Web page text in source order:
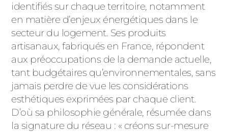
identifiés sur chaque territoire, notamment
en matière d’enjeux énergétiques dans le
secteur du logement. Ses produits
artisanaux, fabriqués en France, répondent
aux préoccupations de la demande actuelle,
tant budgétaires qu’environnementales, sans
jamais perdre de vue les considérations
esthétiques exprimées par chaque client.
D’où sa philosophie générale, résumée dans
la signature du réseau : « créons sur-mesure